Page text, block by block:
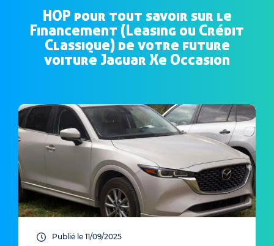
HOP pour tout savoir sur le
Financement (Leasing ou Crédit
Classique) de votre future
voiture Jaguar Xe Occasion
Publié le 11/09/2025